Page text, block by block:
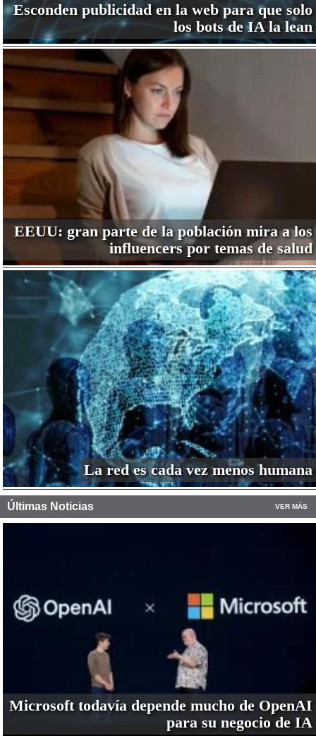
Esconden publicidad en la web para que solo
los bots de IA la lean
EEUU: gran parte de la población mira a los
influencers por temas de salud
La red es cada vez menos humana
Últimas Noticias VER MÁS
Microsoft todavía depende mucho de OpenAI
para su negocio de IA